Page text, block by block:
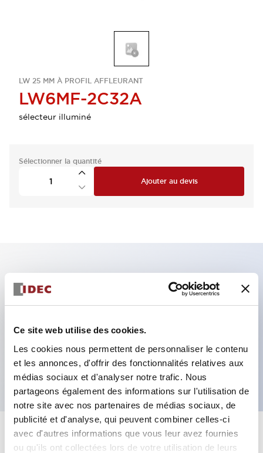
Ce site web utilise des cookies.
Les cookies nous permettent de personnaliser le contenu
et les annonces, d'offrir des fonctionnalités relatives aux
médias sociaux et d'analyser notre trafic. Nous
partageons également des informations sur l'utilisation de
notre site avec nos partenaires de médias sociaux, de
publicité et d'analyse, qui peuvent combiner celles-ci
avec d'autres informations que vous leur avez fournies
ou qu'ils ont collectées lors de votre utilisation de leurs
LW 25 MM À PROFIL AFFLEURANT
LW6MF-2C32A
sélecteur illuminé
Sélectionner la quantité
Ajouter au devis
Caractéristiques clés
Le commutateur sélecteur avec clé adopte une
structure à goupille à cylindre haute sécurité
La structure de protection est IP65 (IEC60529)
Spécifications